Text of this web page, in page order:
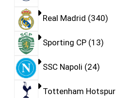
Real Madrid 340
Sporting CP 13
SSC Napoli 24
Tottenham Hotspur